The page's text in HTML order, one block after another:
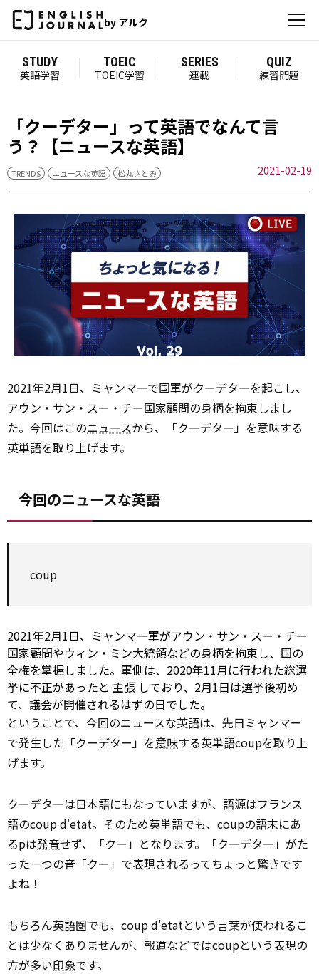
by アルク
STUDY
英語学習
TOEIC
TOEIC学習
SERIES
連載
QUIZ
練習問題
「クーデター」って英語でなんて言
う？【ニュースな英語】
TRENDS ニュースな英語 松丸さとみ 2021-02-19
2021年2月1日、ミャンマーで国軍がクーデターを起こし、
アウン・サン・スー・チー国家顧問の身柄を拘束しまし
た。今回はこのニュースから、「クーデター」を意味する
英単語を取り上げます。
今回のニュースな英語
coup
2021年2月1日、ミャンマー軍がアウン・サン・スー・チー
国家顧問やウィン・ミン大統領などの身柄を拘束し、国の
全権を掌握しました。軍側は、2020年11月に行われた総選
挙に不正があったと 主張 しており、2月1日は選挙後初め
て、議会が開催されるはずの日でした。
ということで、今回のニュースな英語は、先日ミャンマー
で発生した「クーデター」を意味する英単語coupを取り上
げます。
クーデターは日本語にもなっていますが、語源はフランス
語のcoup d'etat。そのため英単語でも、coupの語末にあ
るpは発音せず、「クー」となります。「クーデター」がた
った一つの音「クー」で表現されるってちょっと驚きです
よね！
もちろん英語圏でも、coup d'etatという言葉が使われるこ
とは少なくありませんが、報道などではcoupという表現の
方が多い印象です。